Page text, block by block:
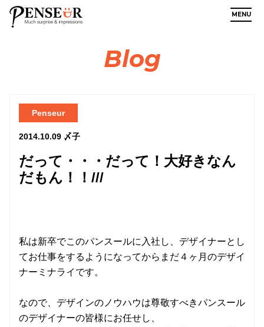
Blog
だって・・・だって！大好きなん
だもん！！///
Penseur
2014.10.09 〆子
私は新卒でこのパンスールに入社し、デザイナーとし
てお仕事をするようになってからまだ４ヶ月のデザイ
ナーミナライです。
なので、デザインのノウハウは尊敬すべきパンスール
のデザイナーの皆様にお任せし、